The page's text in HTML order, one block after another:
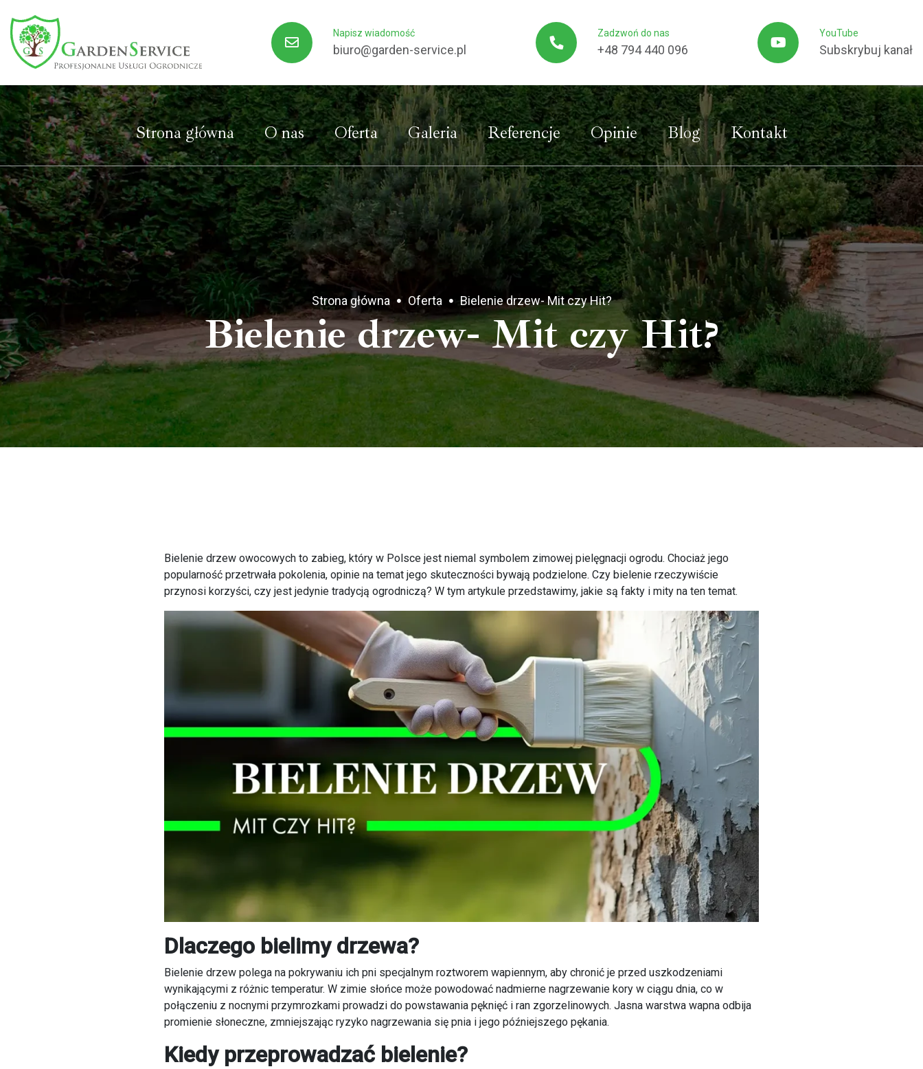
Napisz wiadomość
biuro@garden-service.pl
Zadzwoń do nas
+48 794 440 096
YouTube
Subskrybuj kanał
Strona główna O nas Oferta Galeria Referencje Opinie Blog Kontakt
Strona główna Oferta Bielenie drzew- Mit czy Hit?
Bielenie drzew- Mit czy Hit?
Bielenie drzew owocowych to zabieg, który w Polsce jest niemal symbolem zimowej pielęgnacji ogrodu. Chociaż jego
popularność przetrwała pokolenia, opinie na temat jego skuteczności bywają podzielone. Czy bielenie rzeczywiście
przynosi korzyści, czy jest jedynie tradycją ogrodniczą? W tym artykule przedstawimy, jakie są fakty i mity na ten temat.
Dlaczego bielimy drzewa?
Bielenie drzew polega na pokrywaniu ich pni specjalnym roztworem wapiennym, aby chronić je przed uszkodzeniami
wynikającymi z różnic temperatur. W zimie słońce może powodować nadmierne nagrzewanie kory w ciągu dnia, co w
połączeniu z nocnymi przymrozkami prowadzi do powstawania pęknięć i ran zgorzelinowych. Jasna warstwa wapna odbija
promienie słoneczne, zmniejszając ryzyko nagrzewania się pnia i jego późniejszego pękania.
Kiedy przeprowadzać bielenie?